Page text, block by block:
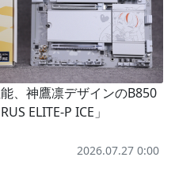
、神鷹凛デザインのB850
ELITE-P ICE」
2026.07.27 0:00